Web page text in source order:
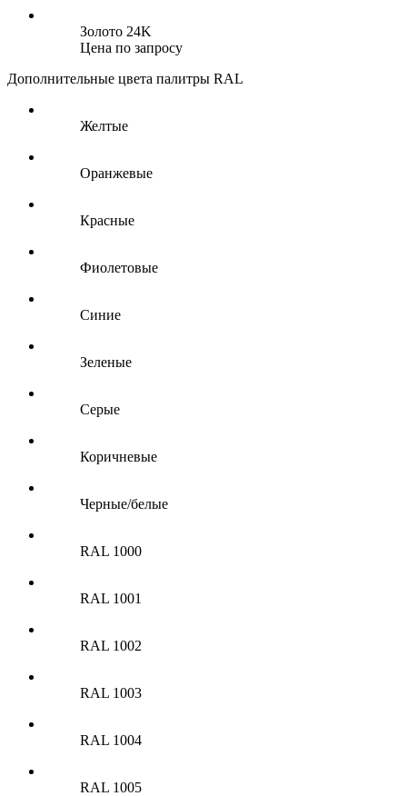
Золото 24K
Цена по запросу
Дополнительные цвета палитры RAL
Желтые
Оранжевые
Красные
Фиолетовые
Синие
Зеленые
Серые
Коричневые
Черные/белые
RAL 1000
RAL 1001
RAL 1002
RAL 1003
RAL 1004
RAL 1005